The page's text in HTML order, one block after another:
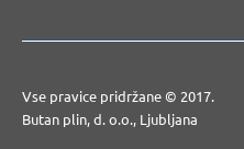
Vse pravice pridržane © 2017.
Butan plin, d. o.o., Ljubljana